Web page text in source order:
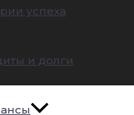
успеха
и долги